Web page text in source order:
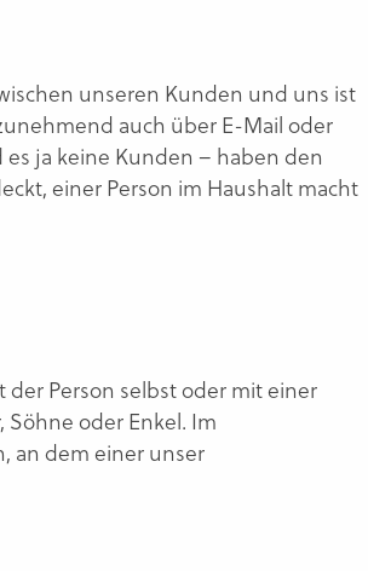
unseren Kunden und uns ist
auch über E-Mail oder
ja keine Kunden – haben den
einer Person im Haushalt macht
Person selbst oder mit einer
oder Enkel. Im
an dem einer unser